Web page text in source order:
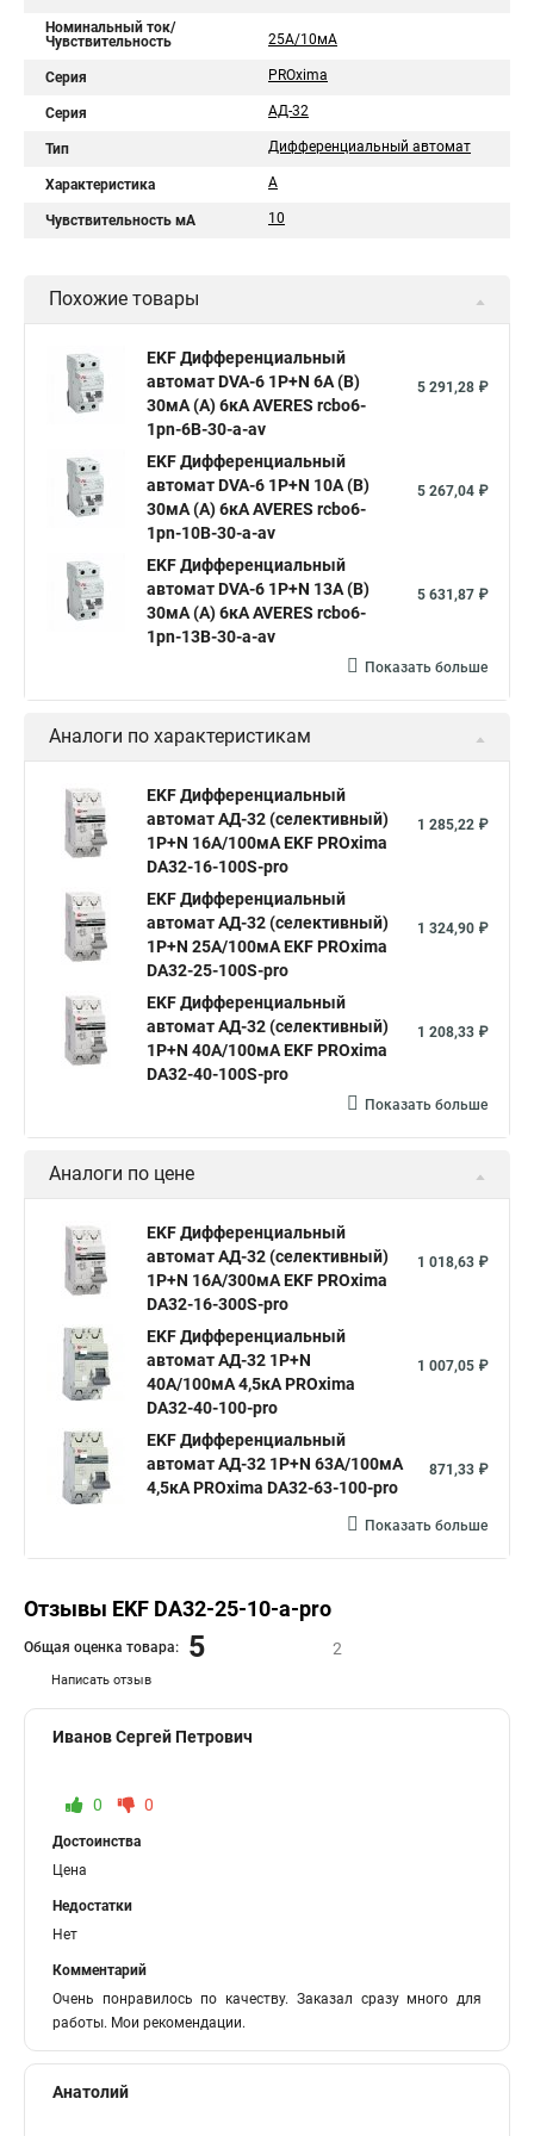
Номинальный ток/
Чувствительность
25А/10мА
Серия PROxima
Серия АД-32
Тип Дифференциальный автомат
Характеристика А
Чувствительность мА 10
Похожие товары
EKF Дифференциальный
автомат DVA-6 1P+N 6А (B)
30мА (A) 6кА AVERES rcbo6-
1pn-6B-30-a-av
5 291,28 ₽
EKF Дифференциальный
автомат DVA-6 1P+N 10А (B)
30мА (A) 6кА AVERES rcbo6-
1pn-10B-30-a-av
5 267,04 ₽
EKF Дифференциальный
автомат DVA-6 1P+N 13А (B)
30мА (A) 6кА AVERES rcbo6-
1pn-13B-30-a-av
5 631,87 ₽
Показать больше
Аналоги по характеристикам
EKF Дифференциальный
автомат АД-32 (селективный)
1P+N 16А/100мА EKF PROxima
DA32-16-100S-pro
1 285,22 ₽
EKF Дифференциальный
автомат АД-32 (селективный)
1P+N 25А/100мА EKF PROxima
DA32-25-100S-pro
1 324,90 ₽
EKF Дифференциальный
автомат АД-32 (селективный)
1P+N 40А/100мА EKF PROxima
DA32-40-100S-pro
1 208,33 ₽
Показать больше
Аналоги по цене
EKF Дифференциальный
автомат АД-32 (селективный)
1P+N 16А/300мА EKF PROxima
DA32-16-300S-pro
1 018,63 ₽
EKF Дифференциальный
автомат АД-32 1P+N
40А/100мА 4,5кА PROxima
DA32-40-100-pro
1 007,05 ₽
EKF Дифференциальный
автомат АД-32 1P+N 63А/100мА
4,5кА PROxima DA32-63-100-pro
871,33 ₽
Показать больше
Отзывы EKF DA32-25-10-a-pro
Написать отзыв
Общая оценка товара: 5 2
Иванов Сергей Петрович
0 0
Достоинства
Цена
Недостатки
Нет
Комментарий
Очень понравилось по качеству. Заказал сразу много для
работы. Мои рекомендации.
Анатолий